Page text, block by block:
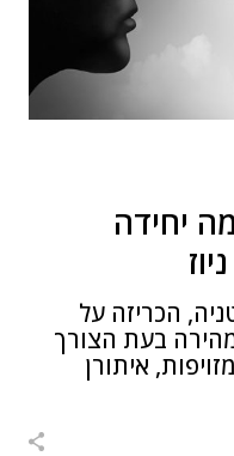
יחידה
הכריזה על
בעת הצורך
איתורן